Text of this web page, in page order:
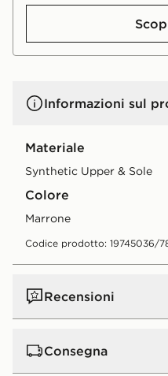
Informazioni sul
Materiale
Synthetic Upper & Sole
Colore
marrone
Codice prodotto: 19745036/
Recensioni
Consegna